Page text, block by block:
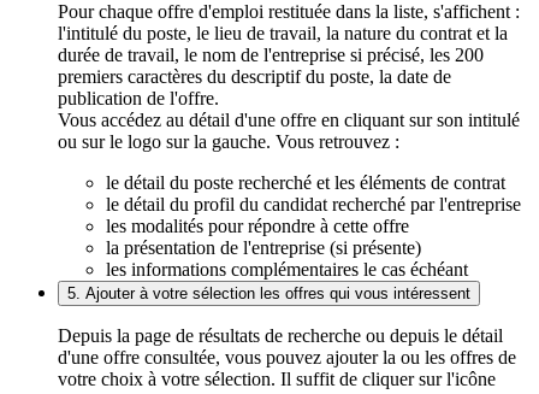
Pour chaque offre d'emploi restituée dans la liste, s'affichent :
l'intitulé du poste, le lieu de travail, la nature du contrat et la
durée de travail, le nom de l'entreprise si précisé, les 200
premiers caractères du descriptif du poste, la date de
publication de l'offre.
Vous accédez au détail d'une offre en cliquant sur son intitulé
ou sur le logo sur la gauche. Vous retrouvez :
le détail du poste recherché et les éléments de contrat
le détail du profil du candidat recherché par l'entreprise
les modalités pour répondre à cette offre
la présentation de l'entreprise (si présente)
les informations complémentaires le cas échéant
5. Ajouter à votre sélection les offres qui vous intéressent
Depuis la page de résultats de recherche ou depuis le détail
d'une offre consultée, vous pouvez ajouter la ou les offres de
votre choix à votre sélection. Il suffit de cliquer sur l'icône